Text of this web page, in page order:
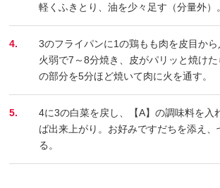
軽くふきとり、油を少々足す（分量外）
4.
3のフライパンに1の鶏もも肉を皮目から
火弱で7～8分焼き、皮がパリッと焼け
の部分を5分ほど焼いて肉に火を通す。
5.
4に3の白菜を戻し、【A】の調味料を入
ば出来上がり。お好みですだちを添え、
る。